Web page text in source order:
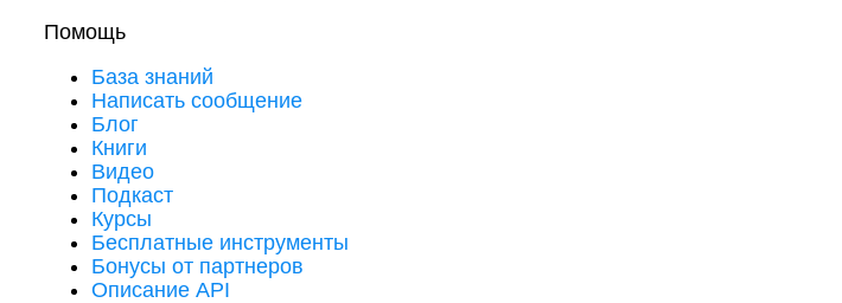
Помощь
База знаний
Написать сообщение
Блог
Книги
Видео
Подкаст
Курсы
Бесплатные инструменты
Бонусы от партнеров
Описание API